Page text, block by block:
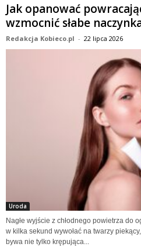
Jak opanować
wzmocnić słabe
Redakcja Kobieco.pl - 22 lipca 2026
Uroda
Nagłe wyjście z chłodnego powietrza do
w kilka sekund wywołać na twarzy
bywa nie tylko krępująca...